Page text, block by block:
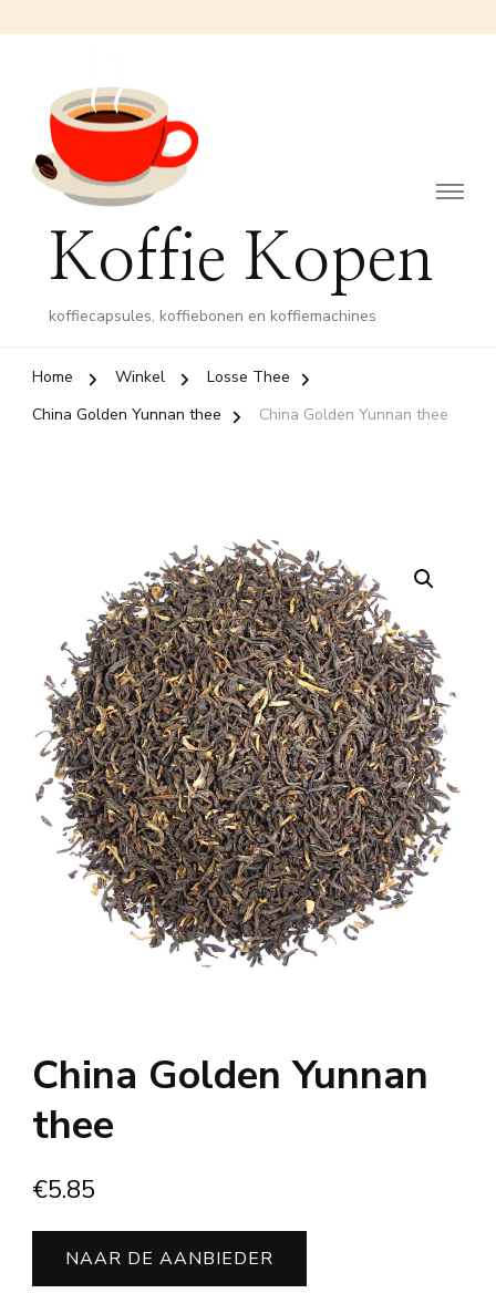
Koffie Kopen
koffiecapsules, koffiebonen en koffiemachines
Home Winkel
Losse Thee
China Golden Yunnan thee
China Golden Yunnan thee
China Golden Yunnan
thee
€5.85
NAAR DE AANBIEDER